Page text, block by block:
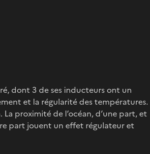
dont 3 de ses inducteurs ont un
et la régularité des températures.
proximité de l’océan, d’une part, et
part jouent un effet régulateur et